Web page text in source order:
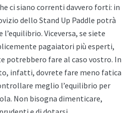
ci siano correnti davvero forti: in
dello Stand Up Paddle potrà
Viceversa, se siete
pagaiatori più esperti,
potrebbero fare al caso vostro. In
infatti, dovrete fare meno fatica
meglio l’equilibrio per
Non bisogna dimenticare,